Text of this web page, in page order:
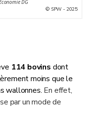
DG
© SPW - 2025
114 bovins dont
moins que le
wallonnes. En effet,
par un mode de